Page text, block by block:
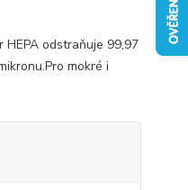
HEPA odstraňuje 99,97
mokré i